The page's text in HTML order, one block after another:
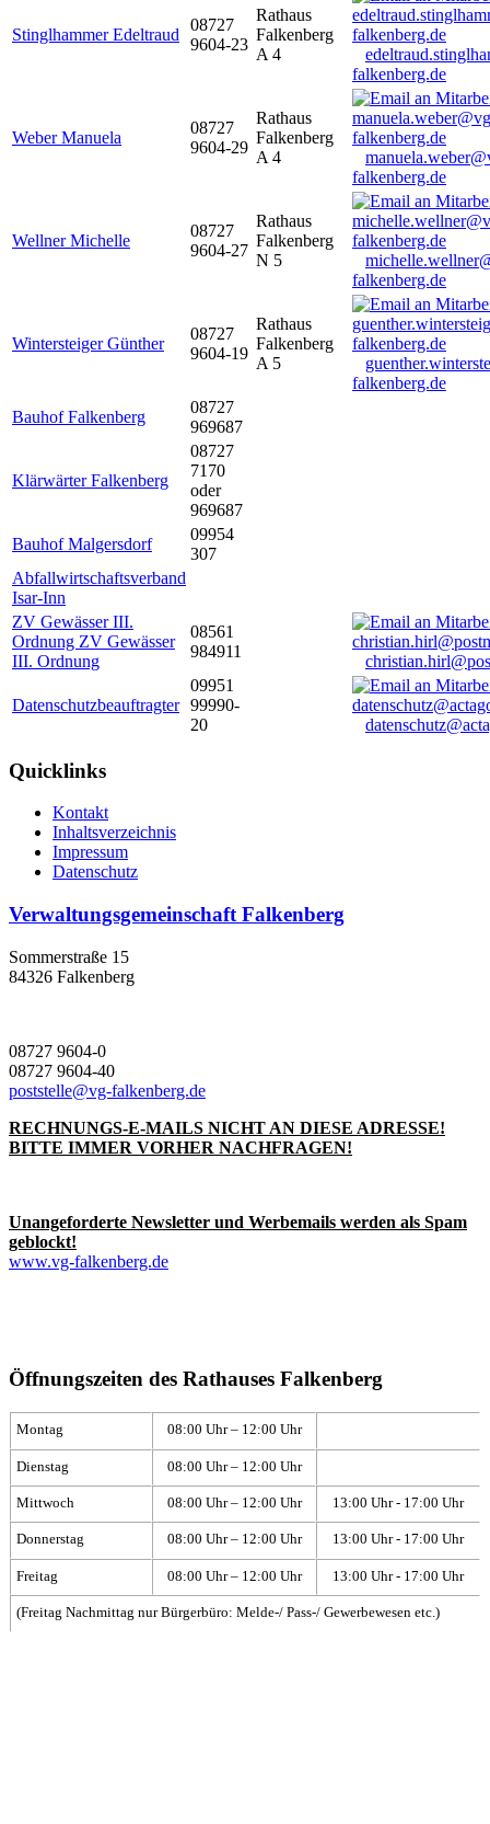
Stinglhammer Edeltraud
08727
9604-23
Rathaus
Falkenberg
A 4
falkenberg.de
Weber Manuela
08727
9604-29
Rathaus
Falkenberg
A 4
falkenberg.de
Wellner Michelle
08727
9604-27
Rathaus
Falkenberg
N 5
falkenberg.de
Wintersteiger Günther
08727
9604-19
Rathaus
Falkenberg
A 5
falkenberg.de
Bauhof Falkenberg
08727
969687
Klärwärter Falkenberg
08727
7170
oder
969687
Bauhof Malgersdorf
09954
307
Abfallwirtschaftsverband
Isar-Inn
ZV Gewässer III.
Ordnung ZV Gewässer
III. Ordnung
08561
984911
Datenschutzbeauftragter
09951
99990-
20
Quicklinks
Kontakt
Inhaltsverzeichnis
Impressum
Datenschutz
Verwaltungsgemeinschaft Falkenberg
Sommerstraße 15
84326 Falkenberg
08727 9604-0
08727 9604-40
poststelle@vg-falkenberg.de
RECHNUNGS-E-MAILS NICHT AN DIESE ADRESSE!
BITTE IMMER VORHER NACHFRAGEN!
Unangeforderte Newsletter und Werbemails werden als Spam
geblockt!
www.vg-falkenberg.de
Öffnungszeiten des Rathauses Falkenberg
Montag 08:00 Uhr – 12:00 Uhr
Dienstag 08:00 Uhr – 12:00 Uhr
Mittwoch 08:00 Uhr – 12:00 Uhr 13:00 Uhr - 17:00 Uhr
Donnerstag 08:00 Uhr – 12:00 Uhr 13:00 Uhr - 17:00 Uhr
Freitag 08:00 Uhr – 12:00 Uhr 13:00 Uhr - 17:00 Uhr
(Freitag Nachmittag nur Bürgerbüro: Melde-/ Pass-/ Gewerbewesen etc.)